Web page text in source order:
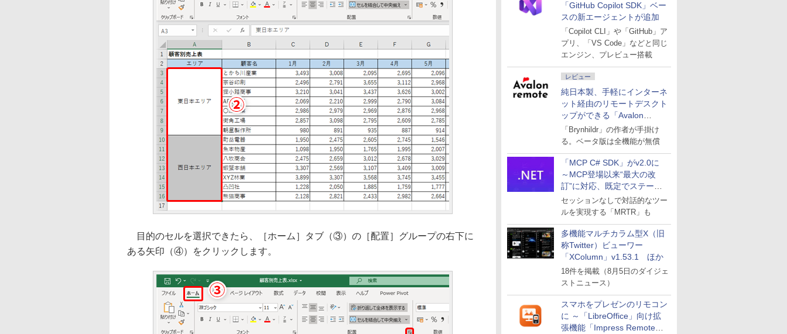
「GitHub Copilot SDK」ベー
スの新エージェントが追加
「Copilot CLI」や「GitHub」ア
プリ、「VS Code」などと同じ
エンジン、プレビュー搭載
レビュー
純日本製、手軽にインターネ
ット経由のリモートデスクト
ップができる「Avalon
remote」
「Brynhildr」の作者が手掛け
る。ベータ版は全機能が無償
「MCP C# SDK」がv2.0に
～MCP登場以来“最大の改
訂”に対応、既定でステート
レスへ
セッションなしで対話的なツー
ルを実現する「MRTR」も
多機能マルチカラム型X（旧
称Twitter）ビューワー
「XColumn」v1.53.1 ほか
18件を掲載（8月5日のダイジェ
ストニュース）
スマホをプレゼンのリモコン
に ～「LibreOffice」向け拡
張機能「Impress Remote」
目的のセルを選択できたら、［ホーム］タブ（③）の［配置］グループの右下に
ある矢印（④）をクリックします。